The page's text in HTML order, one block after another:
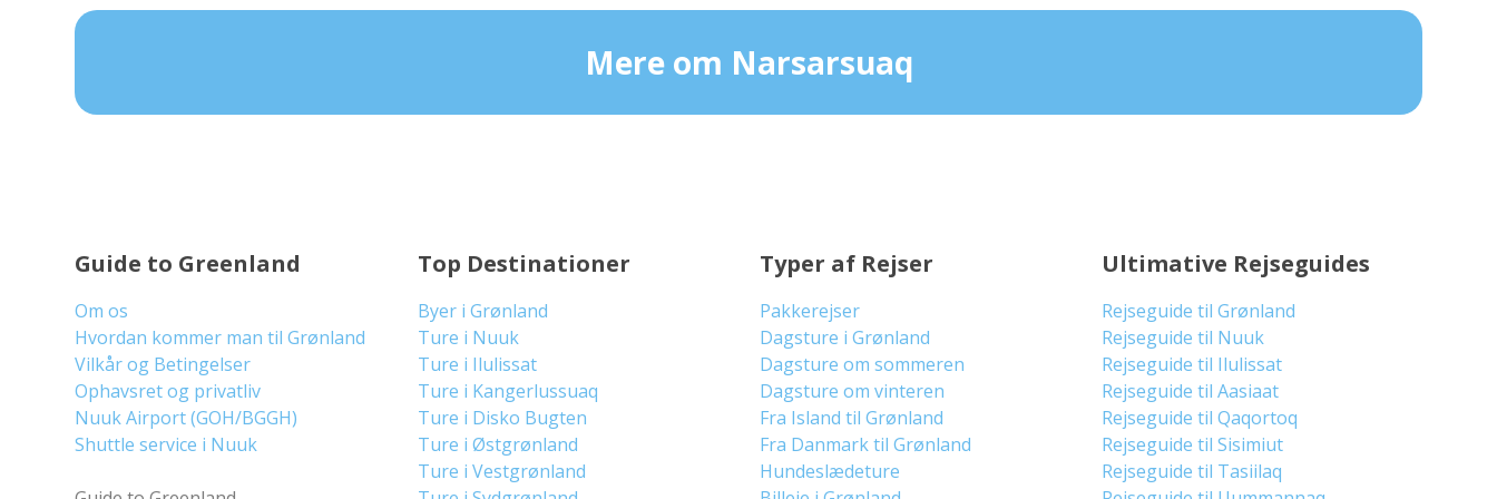
Mere om Narsarsuaq
Guide to Greenland
Om os
Hvordan kommer man til Grønland
Vilkår og Betingelser
Ophavsret og privatliv
Nuuk Airport (GOH/BGGH)
Shuttle service i Nuuk
Top Destinationer
Byer i Grønland
Ture i Nuuk
Ture i Ilulissat
Ture i Kangerlussuaq
Ture i Disko Bugten
Ture i Østgrønland
Ture i Vestgrønland
Typer af Rejser
Pakkerejser
Dagsture i Grønland
Dagsture om sommeren
Dagsture om vinteren
Fra Island til Grønland
Fra Danmark til Grønland
Hundeslædeture
Ultimative Rejseguides
Rejseguide til Grønland
Rejseguide til Nuuk
Rejseguide til Ilulissat
Rejseguide til Aasiaat
Rejseguide til Qaqortoq
Rejseguide til Sisimiut
Rejseguide til Tasiilaq